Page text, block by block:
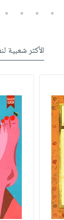
2
3
4
5
الأكثر شعبية